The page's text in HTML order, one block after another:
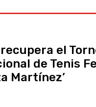
el
de Tenis
Martínez’